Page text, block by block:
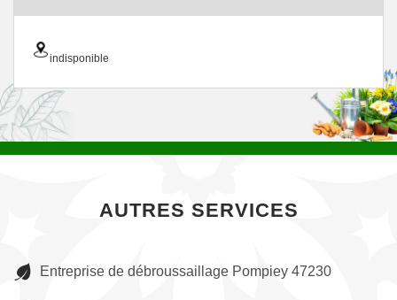
indisponible
AUTRES SERVICES
Entreprise de débroussaillage Pompiey 47230